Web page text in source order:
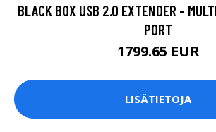
BLACK BOX USB 2.0 EXTENDER -
PORT
1799.65 EUR
LISÄTIETOJA